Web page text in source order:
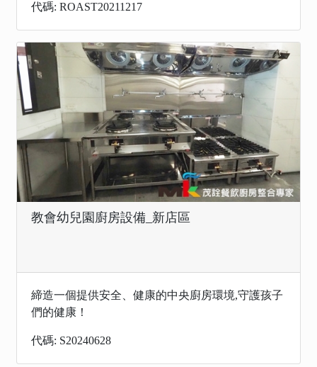
代碼: ROAST20211217
教會幼兒園廚房設備_新店區
締造一個提供安全、健康的中央廚房環境,守護孩子
們的健康！
代碼: S20240628